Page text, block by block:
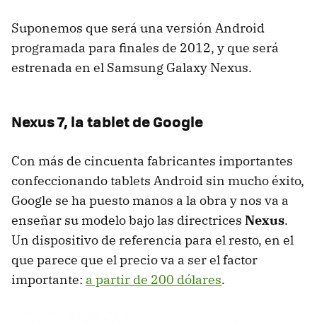
Suponemos que será una versión Android
programada para finales de 2012, y que será
estrenada en el Samsung Galaxy Nexus.
Nexus 7, la tablet de Google
Con más de cincuenta fabricantes importantes
confeccionando tablets Android sin mucho éxito,
Google se ha puesto manos a la obra y nos va a
enseñar su modelo bajo las directrices Nexus.
Un dispositivo de referencia para el resto, en el
que parece que el precio va a ser el factor
importante: a partir de 200 dólares.